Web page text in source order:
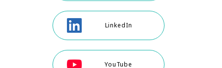
LinkedIn
YouTube